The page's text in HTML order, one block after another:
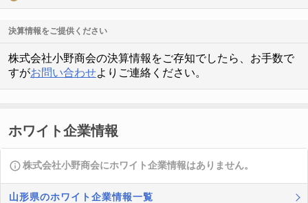
決算情報をご提供ください
株式会社小野商会の決算情報をご存知でしたら、お手数で
すがお問い合わせよりご連絡ください。
ホワイト企業情報
株式会社小野商会にホワイト企業情報はありません。
山形県のホワイト企業情報一覧